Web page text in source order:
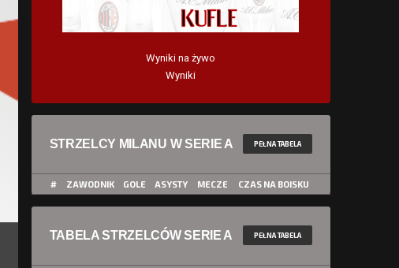
Wyniki na żywo
Wyniki
STRZELCY MILANU W SERIE A PEŁNA TABELA
# ZAWODNIK GOLE ASYSTY MECZE CZAS NA BOISKU
TABELA STRZELCÓW SERIE A PEŁNA TABELA